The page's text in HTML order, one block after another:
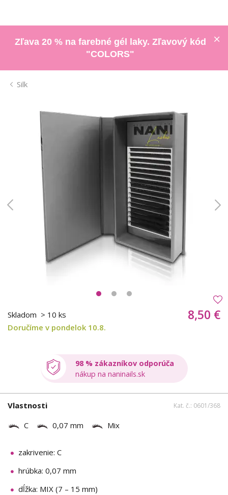
Zľava 20 % na farebné gél laky. Zľavový kód
"COLORS"
Silk
Skladom > 10 ks
Doručíme v pondelok 10.8.
8,50 €
98 % zákazníkov odporúča
nákup na naninails.sk
Vlastnosti Kat. č.: 0601/368
C 0,07 mm Mix
zakrivenie: C
hrúbka: 0,07 mm
dĺžka: MIX (7 – 15 mm)